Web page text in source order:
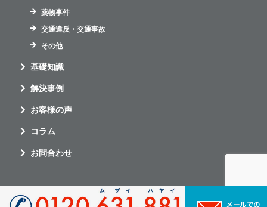
薬物事件
交通違反・交通事故
その他
基礎知識
解決事例
お客様の声
コラム
お問合わせ